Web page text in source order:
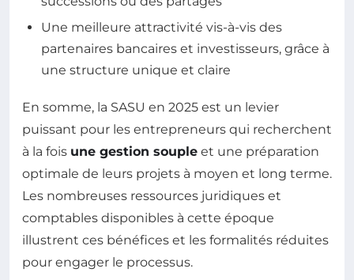
Une meilleure attractivité vis-à-vis des
partenaires bancaires et investisseurs, grâce à
une structure unique et claire
En somme, la SASU en 2025 est un levier
puissant pour les entrepreneurs qui recherchent
à la fois une gestion souple et une préparation
optimale de leurs projets à moyen et long terme.
Les nombreuses ressources juridiques et
comptables disponibles à cette époque
illustrent ces bénéfices et les formalités réduites
pour engager le processus.